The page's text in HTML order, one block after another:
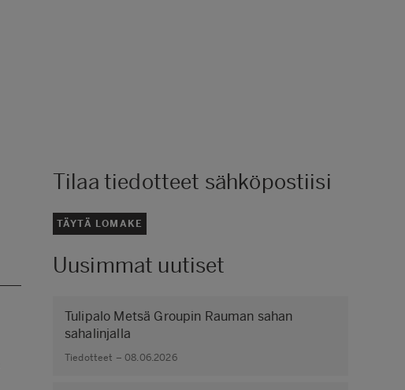
Tilaa tiedotteet sähköpostiisi
TÄYTÄ LOMAKE
Uusimmat uutiset
Tulipalo Metsä Groupin Rauman sahan
sahalinjalla
Tiedotteet – 08.06.2026